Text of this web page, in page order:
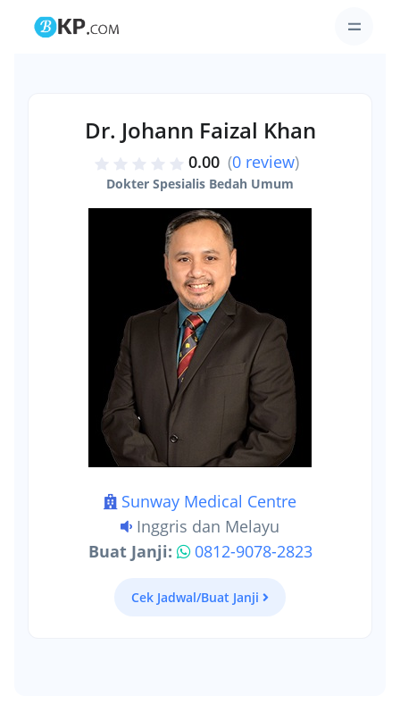
Dr. Johann Faizal Khan
0.00 (0 review)
Dokter Spesialis Bedah Umum
Sunway Medical Centre
Inggris dan Melayu
Buat Janji:
0812-9078-2823
Cek Jadwal/Buat Janji